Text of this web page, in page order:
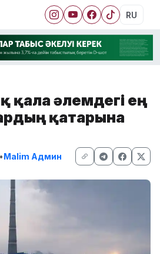
RU
қала әлемдегі ең
қатарына
•Malim Админ